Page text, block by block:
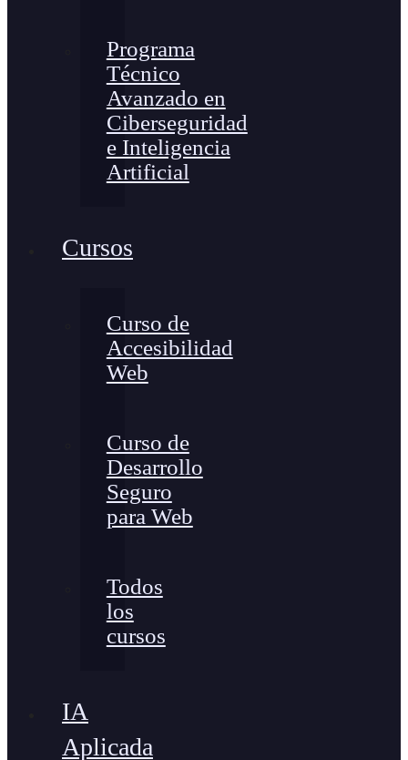
Programa
Técnico
Avanzado en
Ciberseguridad
e Inteligencia
Artificial
Cursos
Curso de
Accesibilidad
Web
Curso de
Desarrollo
Seguro
para Web
Todos
los
cursos
IA
Aplicada